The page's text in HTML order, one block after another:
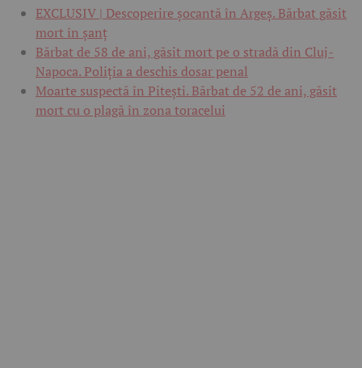
EXCLUSIV | Descoperire șocantă în Argeș. Bărbat găsit
mort în șanț
Bărbat de 58 de ani, găsit mort pe o stradă din Cluj-
Napoca. Poliția a deschis dosar penal
Moarte suspectă în Pitești. Bărbat de 52 de ani, găsit
mort cu o plagă în zona toracelui